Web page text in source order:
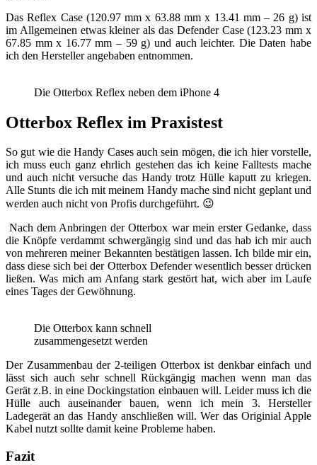
Das Reflex Case (120.97 mm x 63.88 mm x 13.41 mm – 26 g) ist
im Allgemeinen etwas kleiner als das Defender Case (123.23 mm x
67.85 mm x 16.77 mm – 59 g) und auch leichter. Die Daten habe
ich den Hersteller angebaben entnommen.
Die Otterbox Reflex neben dem iPhone 4
Otterbox Reflex im Praxistest
So gut wie die Handy Cases auch sein mögen, die ich hier vorstelle,
ich muss euch ganz ehrlich gestehen das ich keine Falltests mache
und auch nicht versuche das Handy trotz Hülle kaputt zu kriegen.
Alle Stunts die ich mit meinem Handy mache sind nicht geplant und
werden auch nicht von Profis durchgeführt. 😉
Nach dem Anbringen der Otterbox war mein erster Gedanke, dass
die Knöpfe verdammt schwergängig sind und das hab ich mir auch
von mehreren meiner Bekannten bestätigen lassen. Ich bilde mir ein,
dass diese sich bei der Otterbox Defender wesentlich besser drücken
ließen. Was mich am Anfang stark gestört hat, wich aber im Laufe
eines Tages der Gewöhnung.
Die Otterbox kann schnell
zusammengesetzt werden
Der Zusammenbau der 2-teiligen Otterbox ist denkbar einfach und
lässt sich auch sehr schnell Rückgängig machen wenn man das
Gerät z.B. in eine Dockingstation einbauen will. Leider muss ich die
Hülle auch auseinander bauen, wenn ich mein 3. Hersteller
Ladegerät an das Handy anschließen will. Wer das Originial Apple
Kabel nutzt sollte damit keine Probleme haben.
Fazit